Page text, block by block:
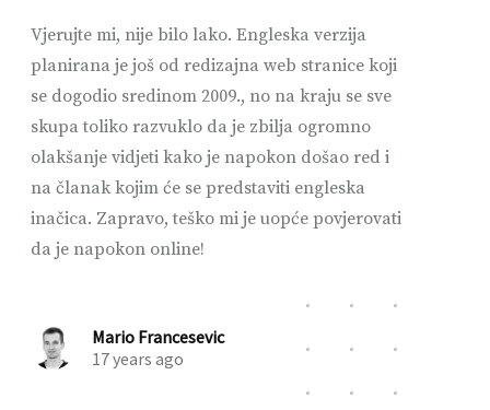
Vjerujte mi, nije bilo lako. Engleska verzija
planirana je još od redizajna web stranice koji
se dogodio sredinom 2009., no na kraju se sve
skupa toliko razvuklo da je zbilja ogromno
olakšanje vidjeti kako je napokon došao red i
na članak kojim će se predstaviti engleska
inačica. Zapravo, teško mi je uopće povjerovati
da je napokon online!
Mario Francesevic
17 years ago